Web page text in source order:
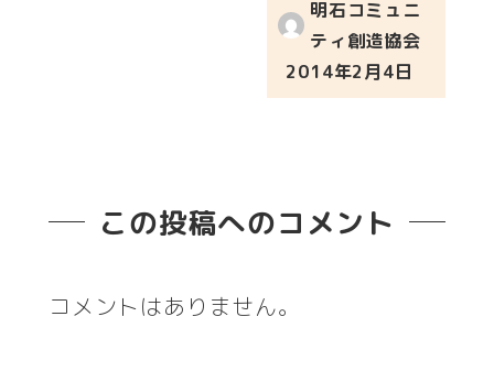
明石コミュニ
ティ創造協会
投稿日
2014年2月4日
この投稿へのコメント
コメントはありません。